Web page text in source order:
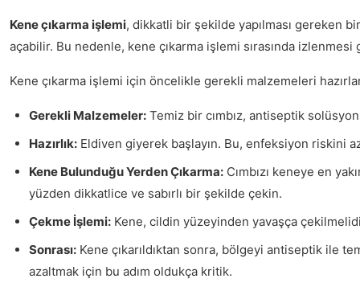
Kene çıkarma işlemi, dikkatli bir şekilde yapılması gereken
açabilir. Bu nedenle, kene çıkarma işlemi sırasında
Kene çıkarma işlemi için öncelikle gerekli malzemeleri
Gerekli Malzemeler: Temiz bir cımbız, antiseptik
Hazırlık: Eldiven giyerek başlayın. Bu, enfeksiyon riskini
Kene Bulunduğu Yerden Çıkarma: Cımbızı keneye en
yüzden dikkatlice ve sabırlı bir şekilde çekin.
Çekme İşlemi: Kene, cildin yüzeyinden yavaşça
Sonrası: Kene çıkarıldıktan sonra, bölgeyi antiseptik ile
azaltmak için bu adım oldukça kritik.